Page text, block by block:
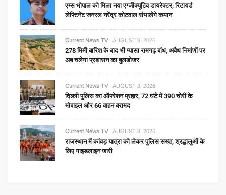
एम्स भोपाल को मिला नया एग्जीक्यूटिव डायरेक्टर, रिटायर्ड
लेफ्टिनेंट जनरल नरेंद्र कोटवाल संभालेंगे कमान
Current News TV AUGUST 8, 2026
278 मिमी बारिश के बाद भी प्यासा रामगढ़ बांध, अवैध निर्माणों पर
अब चलेगा प्रशासन का बुलडोजर
Current News TV AUGUST 8, 2026
दिल्ली पुलिस का ऑपरेशन प्रहार, 72 घंटे में 390 चोरी के
मोबाइल और 66 वाहन बरामद
Current News TV AUGUST 8, 2026
राजस्थान में कांवड़ यात्रा को लेकर पुलिस सख्त, श्रद्धालुओं के
लिए गाइडलाइन जारी